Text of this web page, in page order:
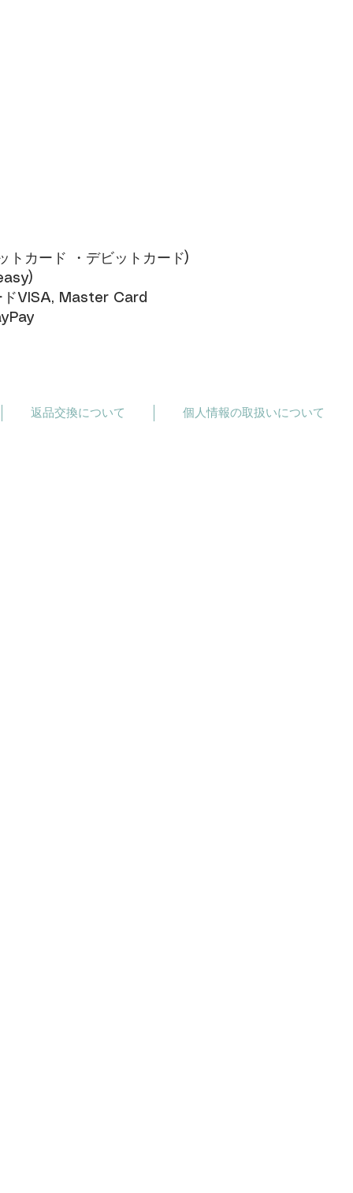
トカード ・デビットカード)​
ドVISA, Master Card​
返品交換について 個人情報の取扱いについて